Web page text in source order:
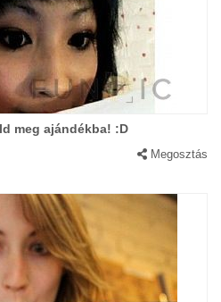
meg ajándékba! :D
Megosztás